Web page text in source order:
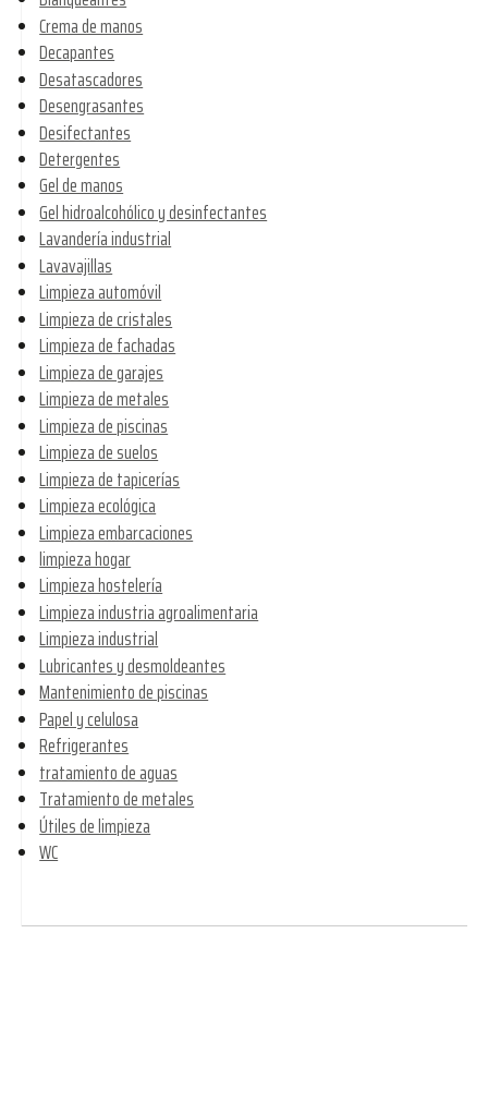
Crema de manos
Decapantes
Desatascadores
Desengrasantes
Desifectantes
Detergentes
Gel de manos
Gel hidroalcohólico y desinfectantes
Lavandería industrial
Lavavajillas
Limpieza automóvil
Limpieza de cristales
Limpieza de fachadas
Limpieza de garajes
Limpieza de metales
Limpieza de piscinas
Limpieza de suelos
Limpieza de tapicerías
Limpieza ecológica
Limpieza embarcaciones
limpieza hogar
Limpieza hostelería
Limpieza industria agroalimentaria
Limpieza industrial
Lubricantes y desmoldeantes
Mantenimiento de piscinas
Papel y celulosa
Refrigerantes
tratamiento de aguas
Tratamiento de metales
Útiles de limpieza
WC